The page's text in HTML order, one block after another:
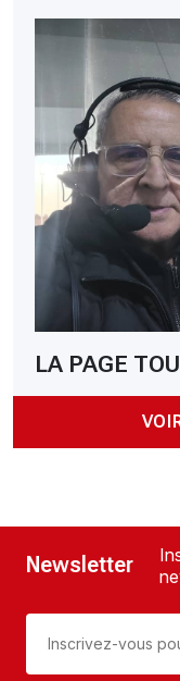
LA PAGE
Newsletter